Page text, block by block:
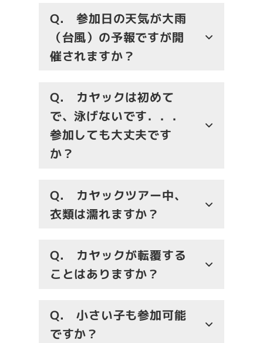
Q.参加日の天気が大雨
（台風）の予報ですが開
催されますか？
Q. カヤックは初めて
で、泳げないです．．．
参加しても大丈夫です
か？
Q. カヤックツアー中、
衣類は濡れますか？
Q. カヤックが転覆する
ことはありますか？
Q.小さい子も参加可能
ですか？